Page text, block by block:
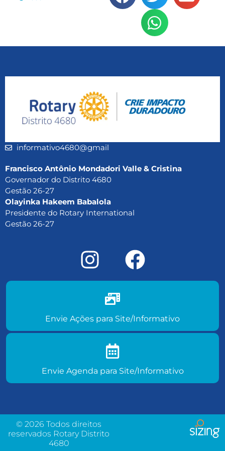
informativo4680@gmail
Francisco Antônio Mondadori Valle & Cristina
Governador do Distrito 4680
Gestão 26-27
Olayinka Hakeem Babalola
Presidente do Rotary International
Gestão 26-27
Envie Ações para Site/Informativo
Envie ações do seu clube para
Envie Agenda para Site/Informativo
Envie agenda de eventos para
© 2026 Todos direitos
reservados Rotary Distrito
4680